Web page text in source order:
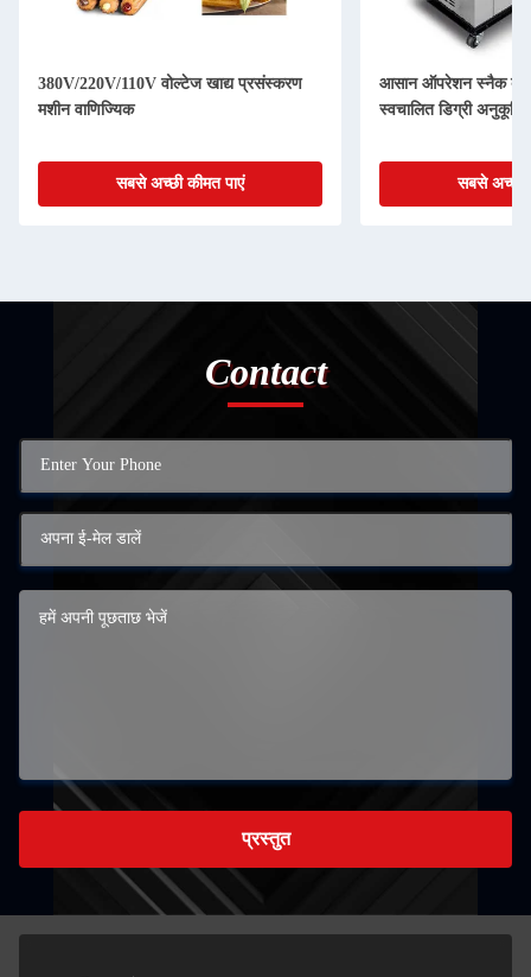
380V/220V/110V वोल्टेज खाद्य प्रसंस्करण
मशीन वाणिज्यिक
सबसे अच्छी कीमत पाएं
आसान ऑपरेशन स्नैक
स्वचालित डिग्री
सबसे अच्छी
Contact
प्रस्तुत